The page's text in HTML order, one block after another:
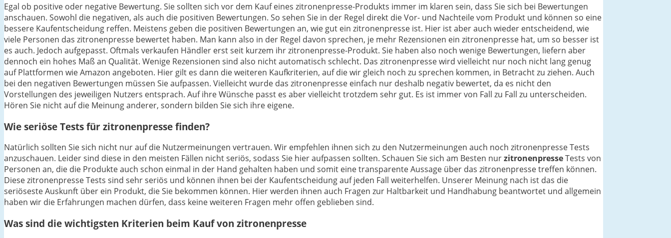
Egal ob positive oder negative Bewertung. Sie sollten sich vor dem Kauf eines zitronenpresse-Produkts immer im klaren sein, dass Sie sich bei Bewertungen
anschauen. Sowohl die negativen, als auch die positiven Bewertungen. So sehen Sie in der Regel direkt die Vor- und Nachteile vom Produkt und können so eine
bessere Kaufentscheidung reffen. Meistens geben die positiven Bewertungen an, wie gut ein zitronenpresse ist. Hier ist aber auch wieder entscheidend, wie
viele Personen das zitronenpresse bewertet haben. Man kann also in der Regel davon sprechen, je mehr Rezensionen ein zitronenpresse hat, um so besser ist
es auch. Jedoch aufgepasst. Oftmals verkaufen Händler erst seit kurzem ihr zitronenpresse-Produkt. Sie haben also noch wenige Bewertungen, liefern aber
dennoch ein hohes Maß an Qualität. Wenige Rezensionen sind also nicht automatisch schlecht. Das zitronenpresse wird vielleicht nur noch nicht lang genug
auf Plattformen wie Amazon angeboten. Hier gilt es dann die weiteren Kaufkriterien, auf die wir gleich noch zu sprechen kommen, in Betracht zu ziehen. Auch
bei den negativen Bewertungen müssen Sie aufpassen. Vielleicht wurde das zitronenpresse einfach nur deshalb negativ bewertet, da es nicht den
Vorstellungen des jeweiligen Nutzers entsprach. Auf ihre Wünsche passt es aber vielleicht trotzdem sehr gut. Es ist immer von Fall zu Fall zu unterscheiden.
Hören Sie nicht auf die Meinung anderer, sondern bilden Sie sich ihre eigene.
Wie seriöse Tests für zitronenpresse finden?
Natürlich sollten Sie sich nicht nur auf die Nutzermeinungen vertrauen. Wir empfehlen ihnen sich zu den Nutzermeinungen auch noch zitronenpresse Tests
anzuschauen. Leider sind diese in den meisten Fällen nicht seriös, sodass Sie hier aufpassen sollten. Schauen Sie sich am Besten nurzitronenpresseTests von
Personen an, die die Produkte auch schon einmal in der Hand gehalten haben und somit eine transparente Aussage über das zitronenpresse treffen können.
Diese zitronenpresse Tests sind sehr seriös und können ihnen bei der Kaufentscheidung auf jeden Fall weiterhelfen. Unserer Meinung nach ist das die
seriöseste Auskunft über ein Produkt, die Sie bekommen können. Hier werden ihnen auch Fragen zur Haltbarkeit und Handhabung beantwortet und allgemein
haben wir die Erfahrungen machen dürfen, dass keine weiteren Fragen mehr offen geblieben sind.
Was sind die wichtigsten Kriterien beim Kauf von zitronenpresse